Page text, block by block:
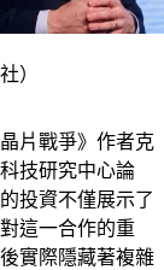
片戰爭》作者克
技研究中心論
投資不僅展示了
這一合作的重